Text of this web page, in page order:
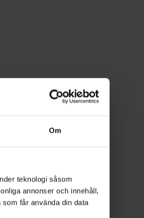
Om
teknologi såsom
annonser och innehåll,
får använda din data